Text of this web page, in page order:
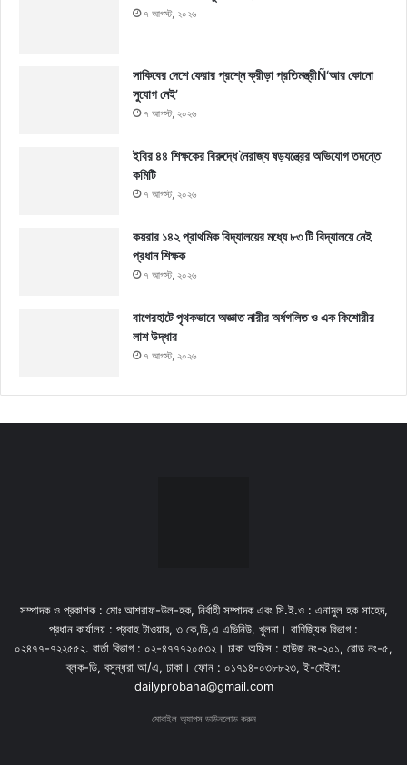
৭ আগস্ট, ২০২৬
সাকিবের দেশে ফেরার প্রশ্নে ক্রীড়া প্রতিমন্ত্রীÑ‘আর কোনো
সুযোগ নেই’
৭ আগস্ট, ২০২৬
ইবির ৪৪ শিক্ষকের বিরুদ্ধে নৈরাজ্য ষড়যন্ত্রের অভিযোগ তদন্তে
কমিটি
৭ আগস্ট, ২০২৬
কয়রার ১৪২ প্রাথমিক বিদ্যালয়ের মধ্যে ৮৩ টি বিদ্যালয়ে নেই
প্রধান শিক্ষক
৭ আগস্ট, ২০২৬
বাগেরহাটে পৃথকভাবে অজ্ঞাত নারীর অর্ধগলিত ও এক কিশোরীর
লাশ উদ্ধার
৭ আগস্ট, ২০২৬
সম্পাদক ও প্রকাশক : মোঃ আশরাফ-উল-হক, নির্বাহী সম্পাদক এবং সি.ই.ও : এনামুল হক সাহেদ,
প্রধান কার্যালয় : প্রবাহ টাওয়ার, ৩ কে,ডি,এ এভিনিউ, খুলনা। বাণিজ্যিক বিভাগ :
০২৪৭৭-৭২২৫৫২. বার্তা বিভাগ : ০২-৪৭৭৭২০৫৩২। ঢাকা অফিস : হাউজ নং-২০১, রোড নং-৫,
ব্লক-ডি, বসুন্ধরা আ/এ, ঢাকা। ফোন : ০১৭১৪-০৩৮৮২৩, ই-মেইল:
dailyprobaha@gmail.com
মোবাইল অ্যাপস ডাউনলোড করুন